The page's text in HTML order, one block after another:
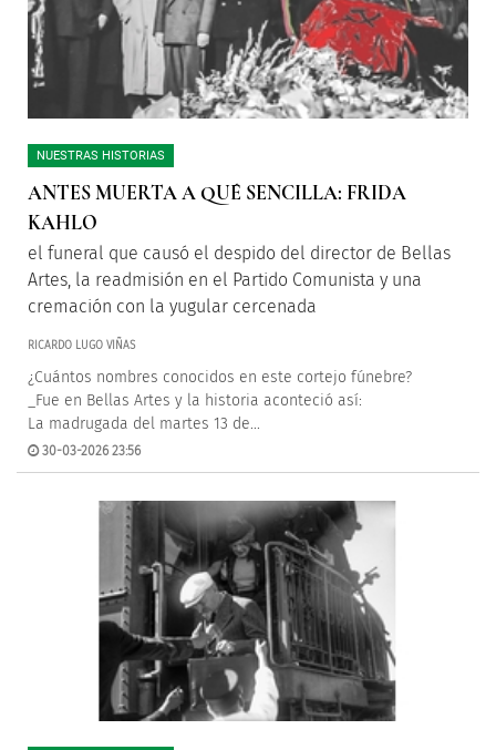
NUESTRAS HISTORIAS
ANTES MUERTA A QUÉ SENCILLA: FRIDA
KAHLO
el funeral que causó el despido del director de Bellas
Artes, la readmisión en el Partido Comunista y una
cremación con la yugular cercenada
RICARDO LUGO VIÑAS
¿Cuántos nombres conocidos en este cortejo fúnebre?
_Fue en Bellas Artes y la historia aconteció así:
La madrugada del martes 13 de...
30-03-2026 23:56